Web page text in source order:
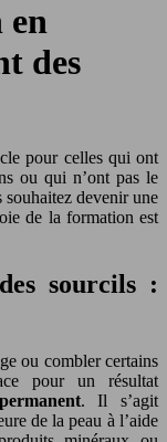
en
des
pour celles qui ont
ou qui n’ont pas le
souhaitez devenir une
de la formation est
sourcils :
ou combler certains
pour un résultat
. Il s’agit
de la peau à l’aide